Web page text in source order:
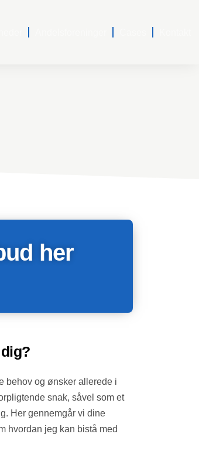
her
behov og ønsker allerede i
snak, såvel som et
Her gennemgår vi dine
hvordan jeg kan bistå med